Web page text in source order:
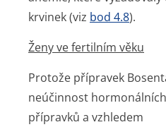
krvinek (viz bod 4.8).
Ženy ve fertilním věku
Protože přípravek
neúčinnost
přípravků a vzhledem